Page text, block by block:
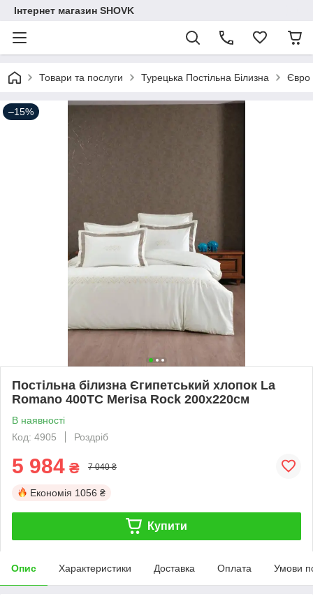
Інтернет магазин SHOVK
Товари та послуги Турецька Постільна Білизна Євро
–15%
Постільна білизна Єгипетський хлопок La
Romano 400TC Merisa Rock 200х220см
В наявності
Код: 4905
Роздріб
5 984 ₴ 7 040 ₴
Економія 1056 ₴
Купити
Опис Характеристики Доставка Оплата Умови